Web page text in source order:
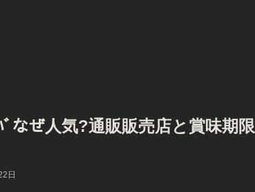
なぜ人気?通販販売店と賞味期限
日